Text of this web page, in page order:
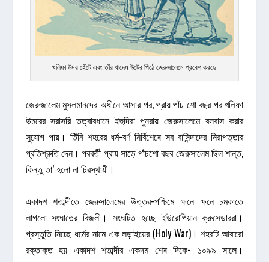
খলিফা উমর হেঁটে এবং তাঁর খাদেম উটের পিঠে জেরুসালেমে প্রবেশ করছে
জেরুজালেম মুসলমানদের অধীনে আসার পর, প্রায় পাঁচ শো বছর পর খলিফা
উমরের সরাসরি তত্বাবধানে ইহুদিরা পুনরায় জেরুসালেমে বসবাস করার
সুযোগ পায়। তিঁনি শহরের ধর্ম-বর্ণ নির্বিশেষে সব বাসিন্দাদের নিরাপত্তার
প্রতিশ্রুতি দেন। পরবর্তী প্রায় সাড়ে পাঁচশো বছর জেরুসালেম ছিল শান্ত,
কিন্তু তা’ হলো না চিরস্থায়ী।
একাদশ শতাব্দীতে জেরুসালেমের উত্তর-পশ্চিমে ক্ষনে ক্ষনে চমকাতে
লাগলো সংঘাতের বিজলী। সংঘটিত হচ্ছে ইউরোপিয়ান ক্রুসেডাররা।
প্রস্তুতি নিচ্ছে ধর্মের নামে এক লড়াইয়ের (Holy War)। শহরটি আবারো
রক্তাক্ত হয় একাদশ শতাব্দীর একদম শেষ দিকে- ১০৯৯ সালে।